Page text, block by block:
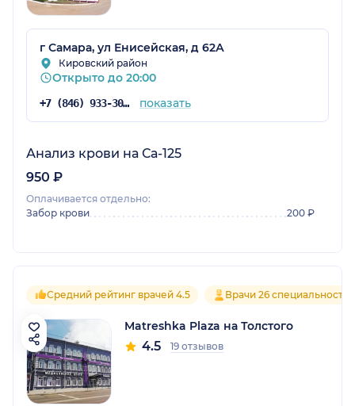
г Самара, ул Енисейская, д 62А
Кировский район
Открыто до 20:00
+7 (846) 933-30-30 показать
Анализ крови на Са-125
950 ₽
Оплачивается отдельно:
Забор крови
200 ₽
Средний рейтинг врачей 4.5 Врачи 26 специальностей
Matreshka Plaza на Толстого
4.5 19 отзывов